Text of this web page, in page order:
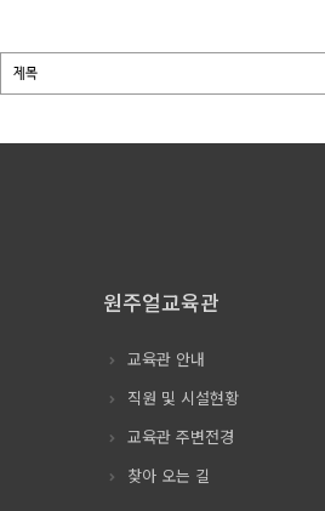
원주얼교육관
교육관 안내
직원 및 시설현황
교육관 주변전경
찾아 오는 길